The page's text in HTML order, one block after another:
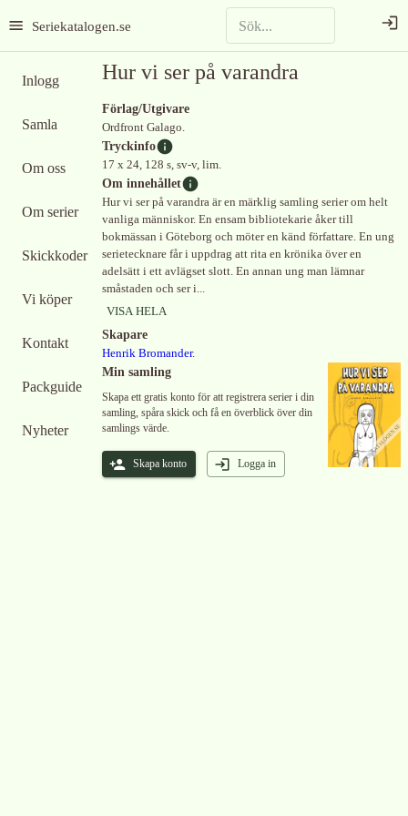
Seriekatalogen.se
Inlogg
Samla
Om oss
Om serier
Skickkoder
Vi köper
Kontakt
Packguide
Nyheter
Hur vi ser på varandra
Förlag/Utgivare
Ordfront Galago.
Tryckinfo
17 x 24, 128 s, sv-v, lim.
Om innehållet
Hur vi ser på varandra är en märklig samling serier om helt
vanliga människor. En ensam bibliotekarie åker till
bokmässan i Göteborg och möter en känd författare. En ung
serietecknare får i uppdrag att rita en krönika över en
adelsätt i ett avlägset slott. En annan ung man lämnar
småstaden och ser i...
VISA HELA
Skapare
Henrik Bromander.
Min samling
Skapa ett gratis konto för att registrera serier i din
samling, spåra skick och få en överblick över din
samlings värde.
Skapa konto Logga in